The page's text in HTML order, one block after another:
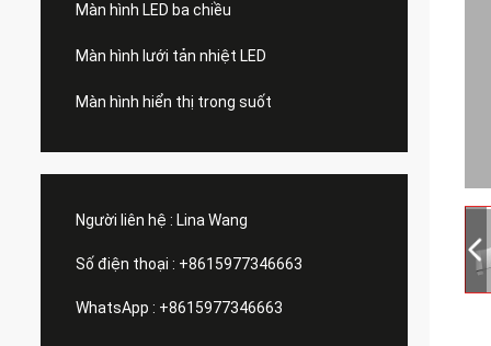
Màn hình LED ba chiều
Màn hình lưới tản nhiệt LED
Màn hình hiển thị trong suốt
Người liên hệ : Lina Wang
Số điện thoại : +8615977346663
WhatsApp : +8615977346663